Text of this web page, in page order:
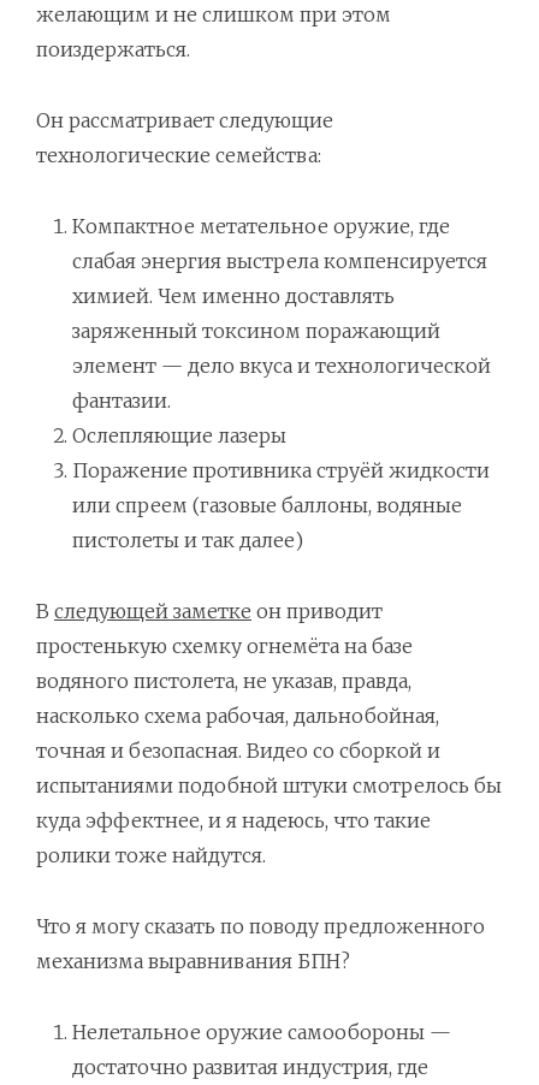
желающим и не слишком при этом
поиздержаться.
Он рассматривает следующие
технологические семейства:
Компактное метательное оружие, где
слабая энергия выстрела компенсируется
химией. Чем именно доставлять
заряженный токсином поражающий
элемент — дело вкуса и технологической
фантазии.
Ослепляющие лазеры
Поражение противника струёй жидкости
или спреем (газовые баллоны, водяные
пистолеты и так далее)
В следующей заметке он приводит
простенькую схемку огнемёта на базе
водяного пистолета, не указав, правда,
насколько схема рабочая, дальнобойная,
точная и безопасная. Видео со сборкой и
испытаниями подобной штуки смотрелось бы
куда эффектнее, и я надеюсь, что такие
ролики тоже найдутся.
Что я могу сказать по поводу предложенного
механизма выравнивания БПН?
Нелетальное оружие самообороны —
достаточно развитая индустрия, где